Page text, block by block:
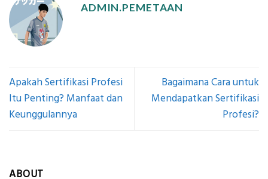
ADMIN.PEMETAAN
Apakah Sertifikasi Profesi
Itu Penting? Manfaat dan
Keunggulannya
Bagaimana Cara untuk
Mendapatkan Sertifikasi
Profesi?
ABOUT